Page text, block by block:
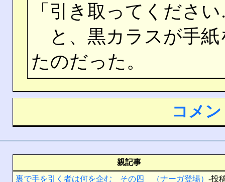
「引き取ってくだ
と、黒カラスが手紙
たのだった。
コメ
親記事
裏で手を引く者は何を企む その四 （ナーガ登場） -投